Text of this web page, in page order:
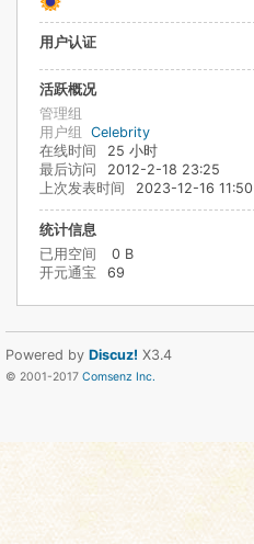
用户认证
活跃概况
管理组
用户组 Celebrity
在线时间
25 小时
最后访问
2012-2-18 23:25
上次发表时间
2023-12-16 11:50
统计信息
已用空间
0 B
开元通宝
69
Powered by Discuz! X3.4
© 2001-2017 Comsenz Inc.